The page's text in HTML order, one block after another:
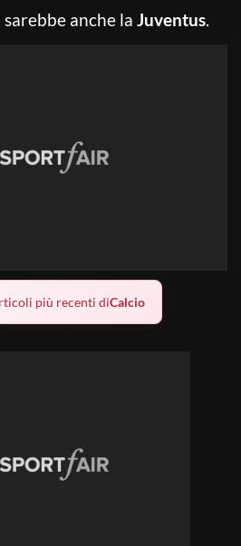
anche la Juventus.
più recenti diCalcio